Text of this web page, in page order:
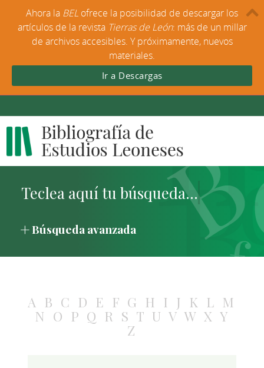
Búsqueda avanzada
A B C D E F G H I J K L M
N O P Q R S T U V W X Y
Z
Ahora la BEL ofrece la posibilidad de descargar los
artículos de la revista Tierras de León: más de un millar
de archivos accesibles. Y próximamente, nuevos
materiales.
Ir a Descargas